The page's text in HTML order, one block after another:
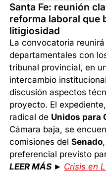
Santa Fe: reunión
reforma laboral que
litigiosidad
La convocatoria
departamentales con
tribunal provincial, en
intercambio
discusión aspectos
proyecto. El
radical de Unidos para
Cámara baja, se
comisiones delSenado
preferencial previsto
LEER MÁS ► Crisis en